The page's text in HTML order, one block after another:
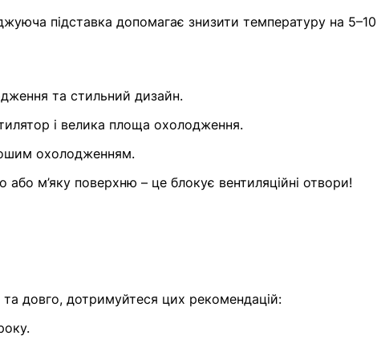
підставка допомагає знизити температуру на
та стильний дизайн.
і велика площа охолодження.
охолодженням.
м’яку поверхню – це блокує вентиляційні отвори!
довго, дотримуйтеся цих рекомендацій: